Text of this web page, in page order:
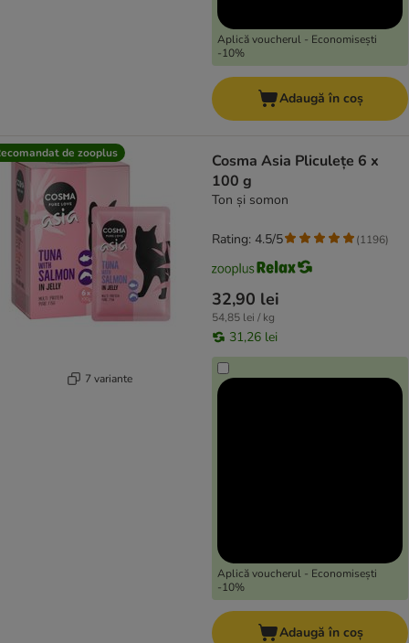
Aplică voucherul - Economisești
-10%
Adaugă în coș
de zooplus
7 variante
Cosma Asia Pliculețe 6 x
100 g
Ton și somon
32,90 lei
54,85 lei / kg
31,26 lei
Aplică voucherul - Economisești
-10%
Rating: 4.5/5 (1196)
Adaugă în coș